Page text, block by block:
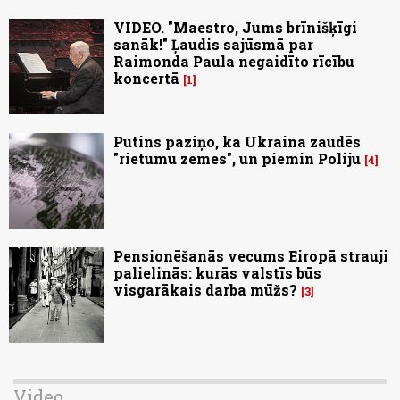
VIDEO. "Maestro, Jums brīnišķīgi
sanāk!" Ļaudis sajūsmā par
Raimonda Paula negaidīto rīcību
koncertā
1
Putins paziņo, ka Ukraina zaudēs
"rietumu zemes", un piemin Poliju 4
Pensionēšanās vecums Eiropā strauji
palielinās: kurās valstīs būs
visgarākais darba mūžs? 3